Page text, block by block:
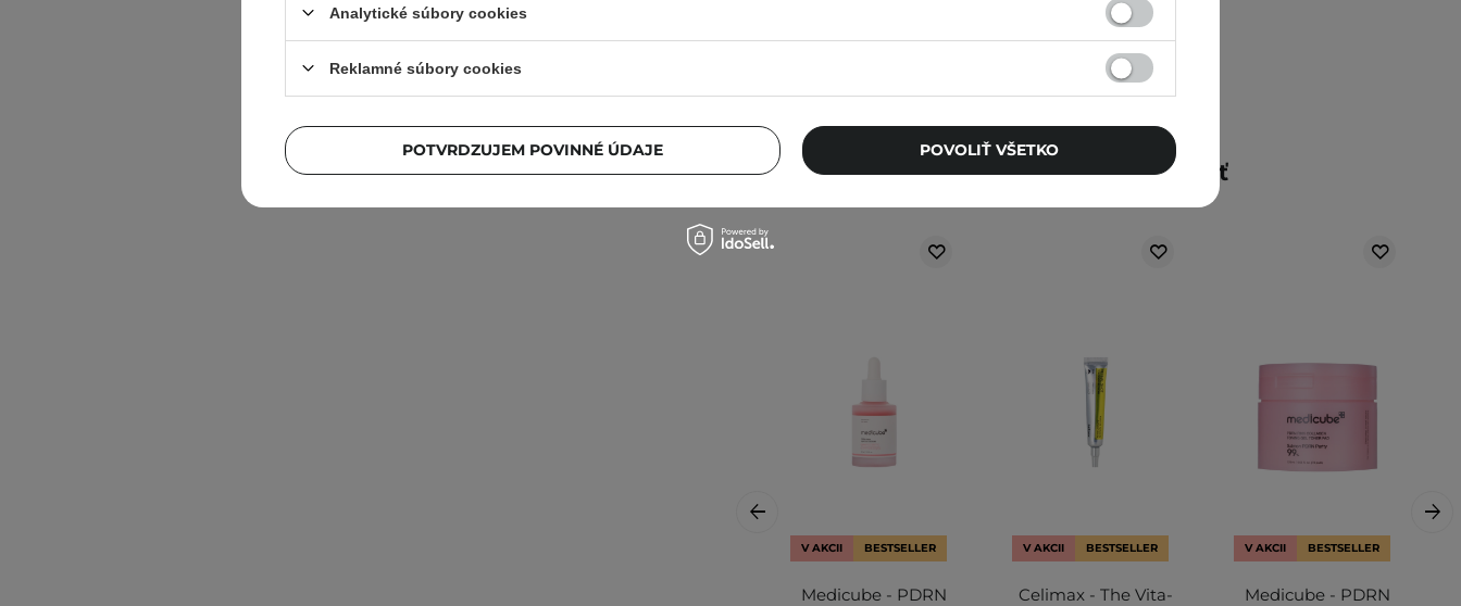
Mohlo by vás zaujímať
V AKCII BESTSELLER
Medicube - PDRN
V AKCII BESTSELLER
Celimax - The Vita-
V AKCII BESTSELLER
Medicube - PDRN
Analytické súbory cookies
Reklamné súbory cookies
POTVRDZUJEM POVINNÉ ÚDAJE POVOLIŤ VŠETKO